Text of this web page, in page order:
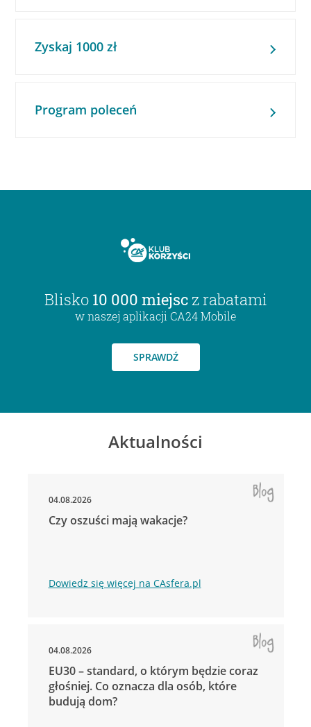
Zyskaj 1000 zł
Program poleceń
Blisko 10 000 miejsc z rabatami
w naszej aplikacji CA24 Mobile
SPRAWDŹ
Aktualności
04.08.2026
Czy oszuści mają wakacje?
Dowiedz się więcej na CAsfera.pl
04.08.2026
EU30 – standard, o którym będzie coraz
głośniej. Co oznacza dla osób, które
budują dom?